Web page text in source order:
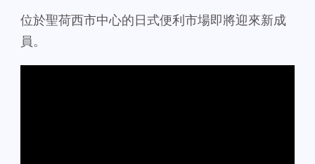
位於聖荷西市中心的日式便利市場即將迎來新成
員。